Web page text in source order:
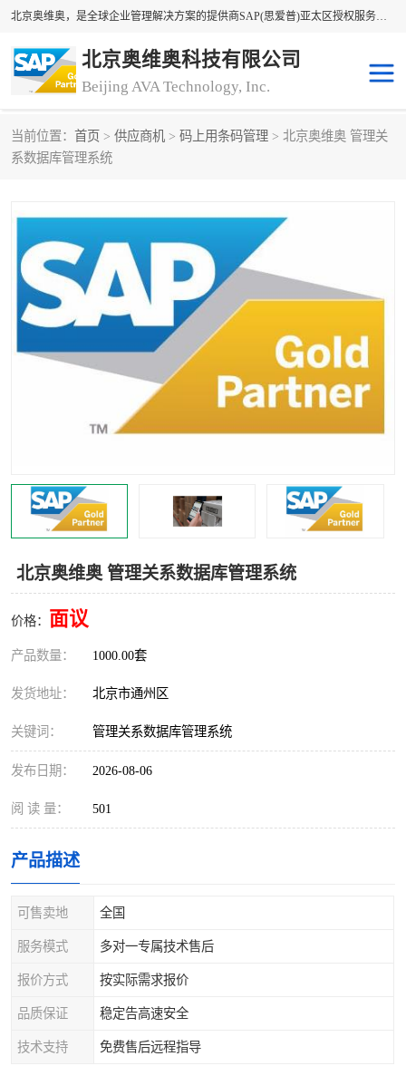
北京奥维奥，是全球企业管理解决方案的提供商SAP(思爱普)亚太区授权服务商领军者，SAP金牌服务商和代理商。企业ERP系统软件，SAP软件实施，17年来服务客户1500多家。提供SAP Business One，SAP Business ByDesign，SAP S/4HANA Cloud，SAP Analytics Cloud （分析云）等产品与解决方案。咨询专线：400-890-8880
北京奥维奥科技有限公司
Beijing AVA Technology, Inc.
当前位置： 首页 > 供应商机 > 码上用条码管理 > 北京奥维奥 管理关
系数据库管理系统
北京奥维奥 管理关系数据库管理系统
价格： 面议
产品数量： 1000.00套
发货地址： 北京市通州区
关键词： 管理关系数据库管理系统
发布日期： 2026-08-06
阅 读 量： 501
产品描述
可售卖地 全国
服务模式 多对一专属技术售后
报价方式 按实际需求报价
品质保证 稳定告高速安全
技术支持 免费售后远程指导
sap系统
sap软件开发 sap管理系统
码上用条码管理 扫码系统
制造业ERP系统
工厂ERP系统 皮具厂erp系统
食品厂erp系统
小工厂erp系统 印染厂erp系统